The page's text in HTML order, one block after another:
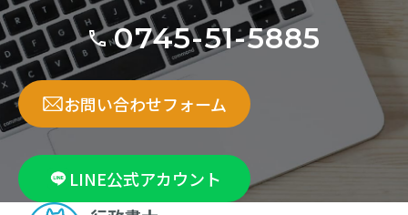
0745-51-5885
お問い合わせフォーム
LINE公式アカウント